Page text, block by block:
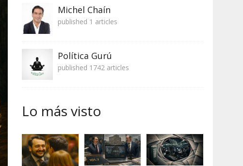
Michel Chaín
published 1 articles
Política Gurú
published 1742 articles
Lo más visto